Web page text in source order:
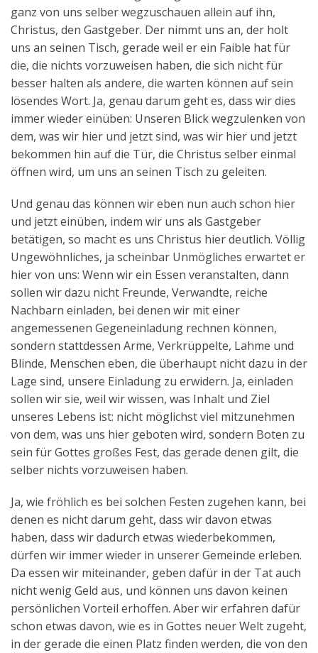
ganz von uns selber wegzuschauen allein auf ihn,
Christus, den Gastgeber. Der nimmt uns an, der holt
uns an seinen Tisch, gerade weil er ein Faible hat für
die, die nichts vorzuweisen haben, die sich nicht für
besser halten als andere, die warten können auf sein
lösendes Wort. Ja, genau darum geht es, dass wir dies
immer wieder einüben: Unseren Blick wegzulenken von
dem, was wir hier und jetzt sind, was wir hier und jetzt
bekommen hin auf die Tür, die Christus selber einmal
öffnen wird, um uns an seinen Tisch zu geleiten.
Und genau das können wir eben nun auch schon hier
und jetzt einüben, indem wir uns als Gastgeber
betätigen, so macht es uns Christus hier deutlich. Völlig
Ungewöhnliches, ja scheinbar Unmögliches erwartet er
hier von uns: Wenn wir ein Essen veranstalten, dann
sollen wir dazu nicht Freunde, Verwandte, reiche
Nachbarn einladen, bei denen wir mit einer
angemessenen Gegeneinladung rechnen können,
sondern stattdessen Arme, Verkrüppelte, Lahme und
Blinde, Menschen eben, die überhaupt nicht dazu in der
Lage sind, unsere Einladung zu erwidern. Ja, einladen
sollen wir sie, weil wir wissen, was Inhalt und Ziel
unseres Lebens ist: nicht möglichst viel mitzunehmen
von dem, was uns hier geboten wird, sondern Boten zu
sein für Gottes großes Fest, das gerade denen gilt, die
selber nichts vorzuweisen haben.
Ja, wie fröhlich es bei solchen Festen zugehen kann, bei
denen es nicht darum geht, dass wir davon etwas
haben, dass wir dadurch etwas wiederbekommen,
dürfen wir immer wieder in unserer Gemeinde erleben.
Da essen wir miteinander, geben dafür in der Tat auch
nicht wenig Geld aus, und können uns davon keinen
persönlichen Vorteil erhoffen. Aber wir erfahren dafür
schon etwas davon, wie es in Gottes neuer Welt zugeht,
in der gerade die einen Platz finden werden, die von den